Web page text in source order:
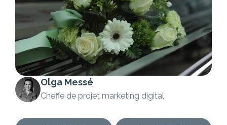
Olga Messé
Cheffe de projet marketing digital